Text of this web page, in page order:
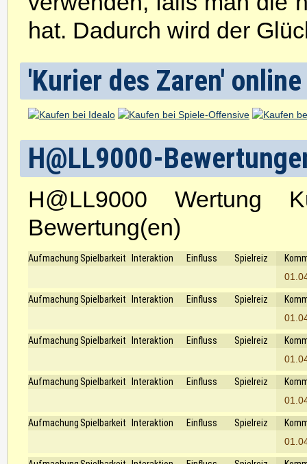
hat. Dadurch wird der
'Kurier des Zaren'
H@LL9000-
H@LL9000
Bewertung(en)
Aufmachung Spielbarkeit Interaktion Einfluss Spielreiz
Aufmachung Spielbarkeit Interaktion Einfluss Spielreiz
Aufmachung Spielbarkeit Interaktion Einfluss Spielreiz
Aufmachung Spielbarkeit Interaktion Einfluss Spielreiz
Aufmachung Spielbarkeit Interaktion Einfluss Spielreiz